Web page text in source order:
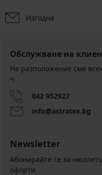
Изгодна
Обслужване на
На разположение сме
ч
042 952927
info@astratex.bg
Newsletter
Абонирайте се за
оферти.